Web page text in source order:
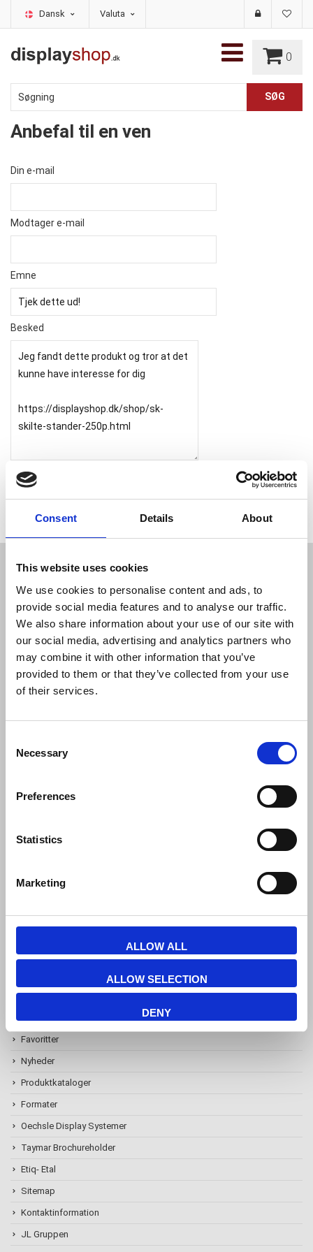
Consent Details About
This website uses cookies
We use cookies to personalise content and ads, to
provide social media features and to analyse our traffic.
We also share information about your use of our site with
our social media, advertising and analytics partners who
may combine it with other information that you’ve
provided to them or that they’ve collected from your use
of their services.
Selection
Necessary
Preferences
Statistics
Marketing
ALLOW ALL
ALLOW SELECTION
DENY
Dansk Valuta
0
Anbefal til en ven
Din e-mail
Modtager e-mail
Emne
Besked
JL Gruppen Salg/Display ApS
Østbanegade 103, 2100 københavn Ø
Tlf. 39 18 19 17
info@displayshop.dk
CVR-nr: 15 77 42 82
Tilmeld dig vores nyhedsbrev og modtag eksklusive tilbud og nyheder i
Vi bruger MailChimp som vores markedsføringsplatform. Ved tilmelding
Favoritter
Nyheder
Produktkataloger
Formater
Oechsle Display Systemer
Taymar Brochureholder
Etiq- Etal
Sitemap
Kontaktinformation
JL Gruppen